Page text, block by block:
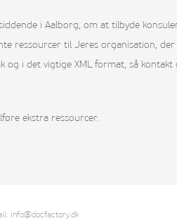
i Aalborg, om at tilbyde
ressourcer til Jeres organisation, der
i det vigtige XML format, så
ekstra ressourcer.
info@docfactory.dk